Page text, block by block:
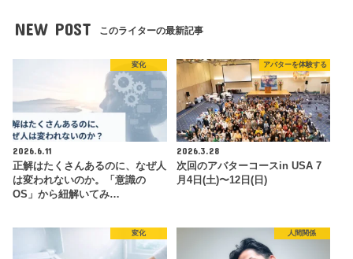
NEW POST このライターの最新記事
変化
2026.6.11
正解はたくさんあるのに、なぜ人
は変われないのか。「意識の
OS」から紐解いてみ…
アバターを体験する
2026.3.28
次回のアバターコースin USA 7
月4日(土)〜12日(日)
変化 人間関係